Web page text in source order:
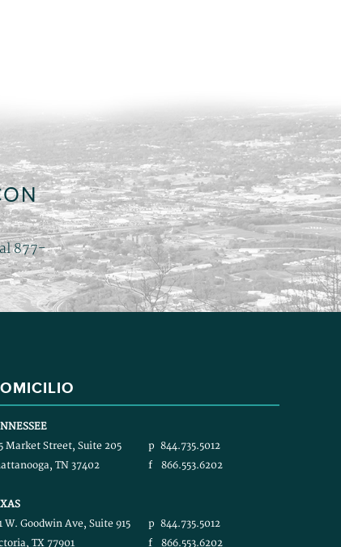
877-
Market Street, Suite 205
TN 37402
p 844.735.5012
f
866.553.6202
W. Goodwin Ave, Suite 915
TX 77901
p 844.735.5012
f
866.553.6202